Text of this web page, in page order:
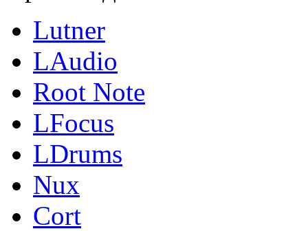
Lutner
LAudio
Root Note
LFocus
LDrums
Nux
Cort